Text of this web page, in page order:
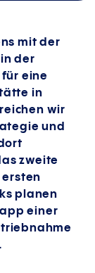
mit der
der
eine
in
wir
und
zweite
ersten
planen
einer